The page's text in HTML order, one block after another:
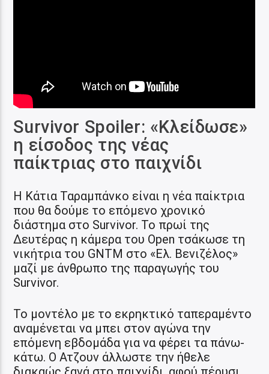
Survivor Spoiler: «Κλείδωσε»
η είσοδος της νέας
παίκτριας στο παιχνίδι
H Κάτια Ταραμπάνκο είναι η νέα παίκτρια
που θα δούμε το επόμενο χρονικό
διάστημα στο Survivor. Το πρωί της
Δευτέρας η κάμερα του Open τσάκωσε τη
νικήτρια του GNTM στο «Ελ. Βενιζέλος»
μαζί με άνθρωπο της παραγωγής του
Survivor.
Το μοντέλο με το εκρηκτικό ταπεραμέντο
αναμένεται να μπει στον αγώνα την
επόμενη εβδομάδα για να φέρει τα πάνω-
κάτω. Ο Ατζουν άλλωστε την ήθελε